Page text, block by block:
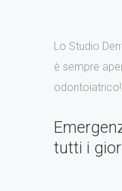
Lo Studio
è sempre
odontoiatrico!
tutti i